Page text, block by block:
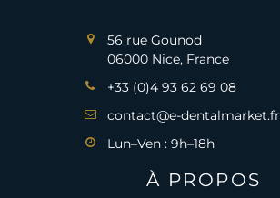
56 rue Gounod
06000 Nice, France
+33 (0)4 93 62 69 08
contact@e-dentalmarket.fr
Lun–Ven : 9h–18h
À PROPOS